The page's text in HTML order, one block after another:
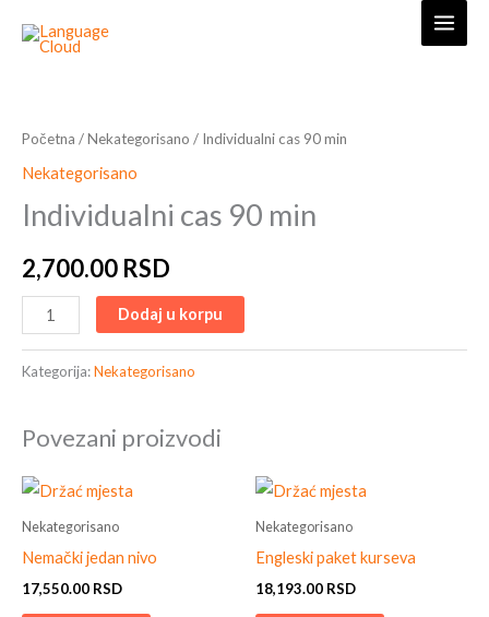
Početna /Nekategorisano / Individualni cas 90 min
Nekategorisano
Individualni cas 90 min
2,700.00 RSD
90
min
Dodaj u korpu
Kategorija:Nekategorisano
Povezani proizvodi
Nekategorisano
Nemački jedan nivo
17,550.00 RSD
Nekategorisano
Engleski paket kurseva
18,193.00 RSD